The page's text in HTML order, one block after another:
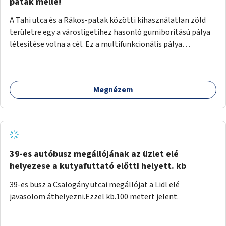
A Tahi utca és a Rákos-patak közötti kihasználatlan zöld
területre egy a városligetihez hasonló gumiborítású pálya
létesítése volna a cél. Ez a multifunkcionális pálya
Megnézem
39-es autóbusz megállójának az üzlet elé
helyezese a kutyafuttató előtti helyett. kb
39-es busz a Csalogány utcai megállójat a Lidl elé
javasolom áthelyezni.Ezzel kb.100 metert jelent.